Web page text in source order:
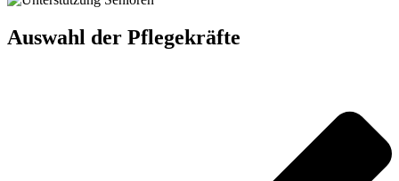
Auswahl der Pflegekräfte